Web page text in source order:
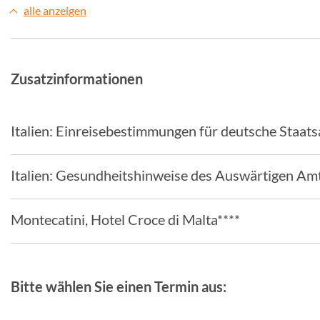
alle anzeigen
Zusatzinformationen
Italien: Einreisebestimmungen für deutsche
Italien: Gesundheitshinweise des Auswärtigen
Montecatini, Hotel Croce di Malta****
Bitte wählen Sie einen Termin aus: